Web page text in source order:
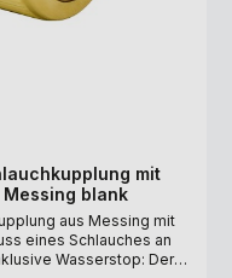
mit
Messing blank
aus Messing mit
eines Schlauches an
Wasserstop: Der